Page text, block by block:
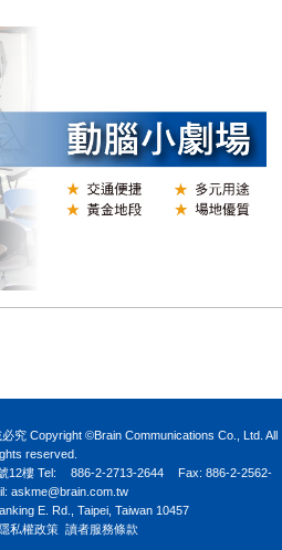
究 Copyright ©Brain Communications Co., Ltd. All
reserved.
12樓Tel: 886-2-2713-2644
Fax: 886-2-2562-
askme@brain.com.tw
E. Rd., Taipei, Taiwan 10457
私權政策 讀者服務條款